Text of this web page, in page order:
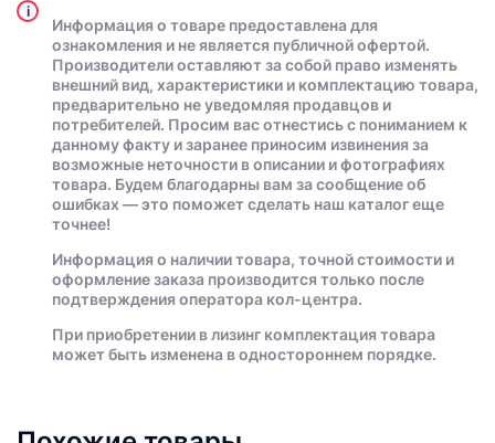
i
Информация о товаре предоставлена для
ознакомления и не является публичной офертой.
Производители оставляют за собой право изменять
внешний вид, характеристики и комплектацию товара,
предварительно не уведомляя продавцов и
потребителей. Просим вас отнестись с пониманием к
данному факту и заранее приносим извинения за
возможные неточности в описании и фотографиях
товара. Будем благодарны вам за сообщение об
ошибках — это поможет сделать наш каталог еще
точнее!
Информация о наличии товара, точной стоимости и
оформление заказа производится только после
подтверждения оператора кол-центра.
При приобретении в лизинг комплектация товара
может быть изменена в одностороннем порядке.